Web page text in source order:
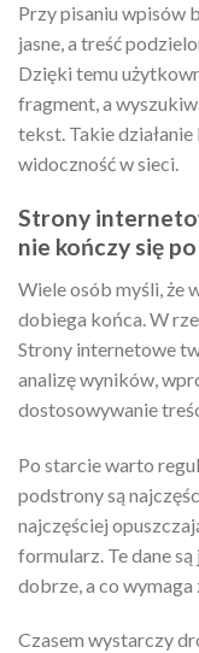
Przy pisaniu wpisów
jasne, a treść
Dzięki temu
fragment, a
tekst. Takie
widoczność w sieci.
Strony
nie kończy się
Wiele osób myśli, że
dobiega końca. W
Strony internetowe
analizę wyników,
dostosowywanie
Po starcie warto
podstrony są
najczęściej
formularz. Te dane
dobrze, a co wymaga
Czasem wystarczy